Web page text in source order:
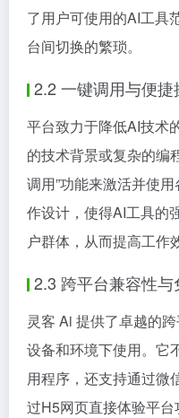
了用户可使用的AI工具
台间切换的繁琐。
2.2 一键调用与便捷
平台致力于降低AI技术
的技术背景或复杂的编
调用”功能来激活并使
作设计，使得AI工具的
户群体，从而提高工作
2.3 跨平台兼容性与
灵客 Ai 提供了卓越的
设备和环境下使用。它
用程序，还支持通过微
过H5网页直接体验平